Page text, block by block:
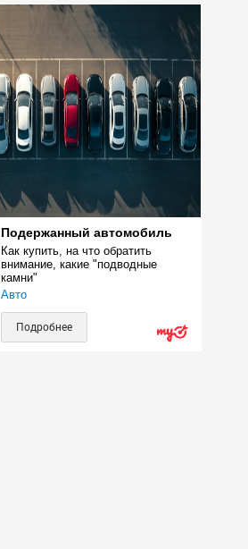
Подержанный автомобиль
Как купить, на что обратить
внимание, какие "подводные
камни"
Авто
Подробнее